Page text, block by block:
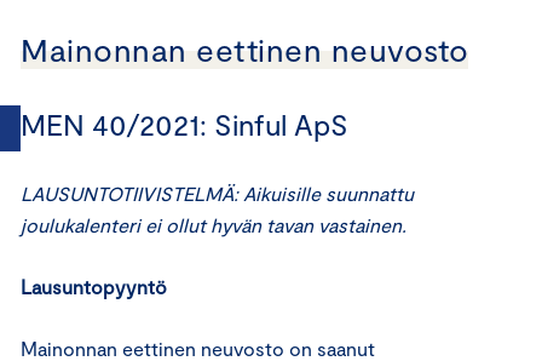
Mainonnan eettinen neuvosto
MEN 40/2021: Sinful ApS
LAUSUNTOTIIVISTELMÄ: Aikuisille suunnattu
joulukalenteri ei ollut hyvän tavan vastainen.
Lausuntopyyntö
Mainonnan eettinen neuvosto on saanut